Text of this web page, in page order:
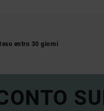
entro 30 giorni